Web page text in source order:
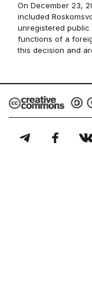
On December 23,
included
unregistered
functions of a
this decision and